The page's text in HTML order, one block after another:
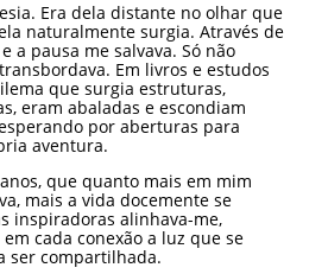
Era dela distante no olhar que
naturalmente surgia. Através de
a pausa me salvava. Só não
Em livros e estudos
que surgia estruturas,
eram abaladas e escondiam
por aberturas para
aventura.
que quanto mais em mim
mais a vida docemente se
inspiradoras alinhava-me,
cada conexão a luz que se
ser compartilhada.